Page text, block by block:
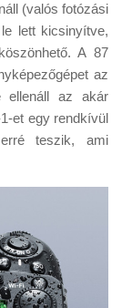
(valós fotózási
lett kicsinyítve,
A 87
az
ellenáll az akár
et egy rendkívül
teszik, ami